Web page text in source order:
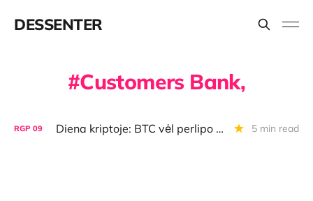
DESSENTER
Customers Bank,
RGP 09 Diena kriptoje: BTC vėl perlipo USD 60 000, verslo skundai, perspėjimai dėl sukčių 5 min read